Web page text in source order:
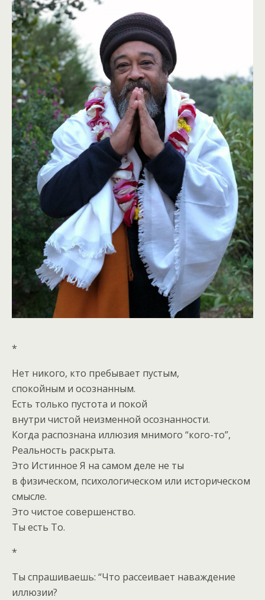
*
Нет никого, кто пребывает пустым,
спокойным и осознанным.
Есть только пустота и покой
внутри чистой неизменной осознанности.
Когда распознана иллюзия мнимого “кого-то”,
Реальность раскрыта.
Это Истинное Я на самом деле не ты
в физическом, психологическом или историческом
смысле.
Это чистое совершенство.
Ты есть То.
*
Ты спрашиваешь: “Что рассеивает наваждение
иллюзии?